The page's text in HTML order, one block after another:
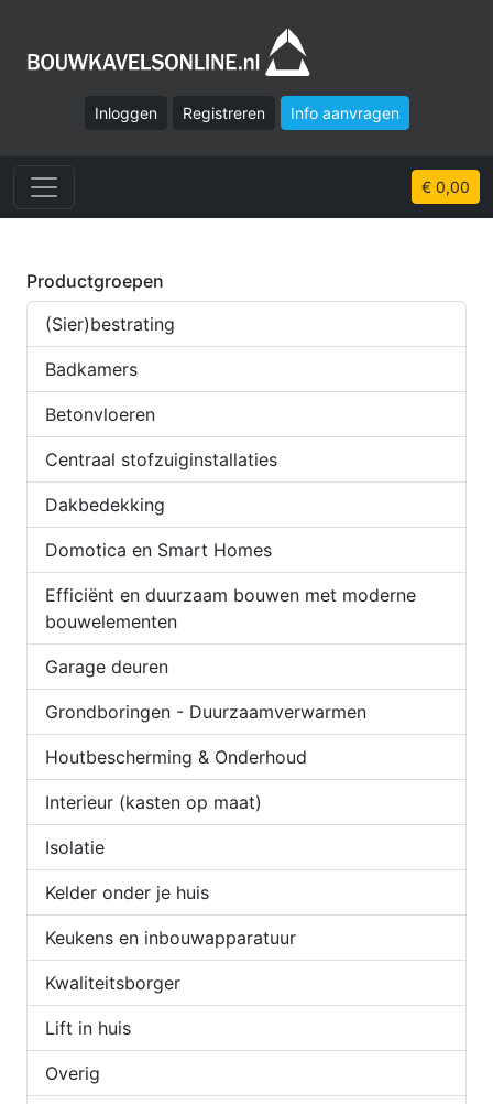
Inloggen Registreren Info aanvragen
€ 0,00
Productgroepen
(Sier)bestrating
Badkamers
Betonvloeren
Centraal stofzuiginstallaties
Dakbedekking
Domotica en Smart Homes
Efficiënt en duurzaam bouwen met moderne
bouwelementen
Garage deuren
Grondboringen - Duurzaamverwarmen
Houtbescherming & Onderhoud
Interieur (kasten op maat)
Isolatie
Kelder onder je huis
Keukens en inbouwapparatuur
Kwaliteitsborger
Lift in huis
Overig